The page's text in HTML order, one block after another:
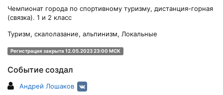
Чемпионат города по спортивному туризму, дистанция-горная
(связка). 1 и 2 класс
Туризм, скалолазание, альпинизм, Локальные
Регистрация закрыта 12.05.2023 23:00 МСК
Событие создал
Андрей Лошаков